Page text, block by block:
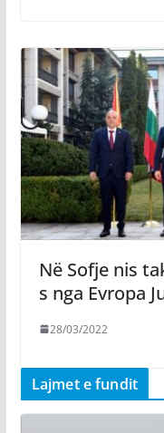
Në Sofje nis
s nga Evropa
28/03/2022
Lajmet e fundit